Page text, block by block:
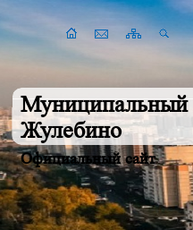
Муниципальный
Жулебино
Официальный сайт